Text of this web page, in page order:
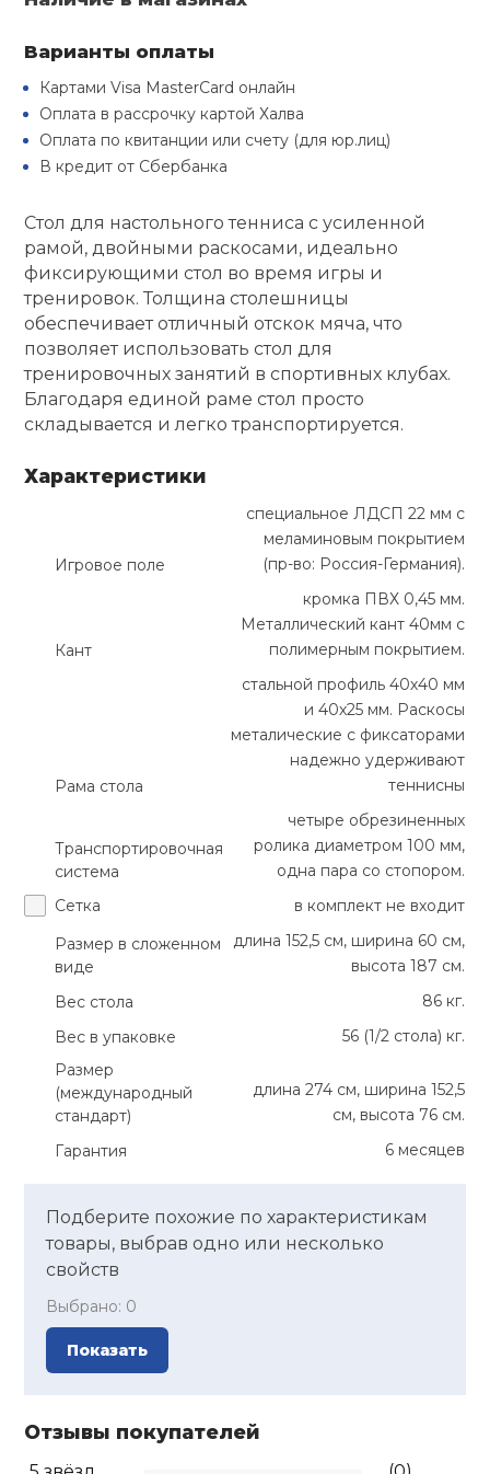
рамы
Машины
Кроссоверы
Футы
Одежда для
Грифы и
Блины
Ролики для
Упоры для
Эспандеры и
йоги
Медболы
Пояса
игры
комплексы и
стенки
сувениры
для
и тренерский
и защита
оборудование
Варианты оплаты
Картами Visa MasterCard онлайн
Оплата в рассрочку картой Халва
Оплата по квитанции или счету (для юр.лиц)
В кредит от Сбербанка
Стол для настольного тенниса с усиленной
рамой, двойными раскосами, идеально
фиксирующими стол во время игры и
тренировок. Толщина столешницы
обеспечивает отличный отскок мяча, что
позволяет использовать стол для
тренировочных занятий в спортивных клубах.
Благодаря единой раме стол просто
складывается и легко транспортируется.
Характеристики
Игровое поле
специальное ЛДСП 22 мм с
меламиновым покрытием
(пр-во: Россия-Германия).
Кант
кромка ПВХ 0,45 мм.
Металлический кант 40мм с
полимерным покрытием.
Рама стола
стальной профиль 40х40 мм
и 40х25 мм. Раскосы
металические с фиксаторами
надежно удерживают
теннисны
Транспортировочная
система
четыре обрезиненных
ролика диаметром 100 мм,
одна пара со стопором.
Сетка
в комплект не входит
Размер в сложенном
виде
длина 152,5 см, ширина 60 см,
высота 187 см.
Вес стола
86 кг.
Вес в упаковке
56 (1/2 стола) кг.
Размер
(международный
стандарт)
длина 274 см, ширина 152,5
см, высота 76 см.
Гарантия
6 месяцев
Подберите похожие по характеристикам
товары, выбрав одно или несколько
свойств
Выбрано: 0
Показать
Отзывы покупателей